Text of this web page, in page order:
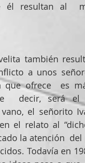
él resultan al
también
a unos
que ofrece  es
decir, será
el señorito
el relato al
la atención
Todavía en